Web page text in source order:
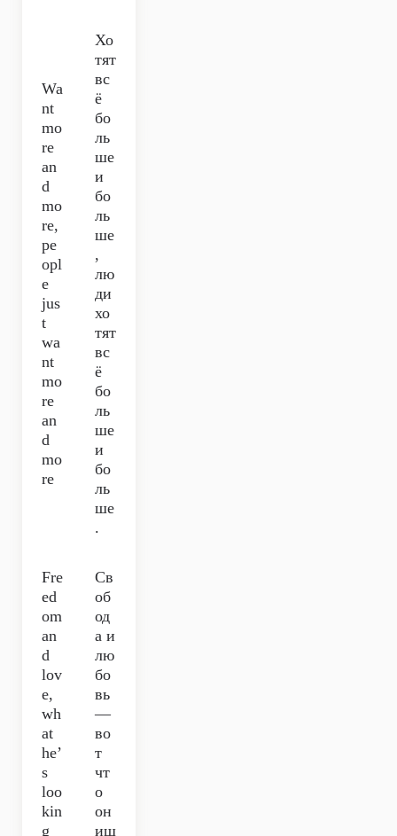
Wa
nt
mo
re
an
d
mo
re,
pe
opl
e
jus
t
wa
nt
mo
re
an
d
mo
re
Хо
тят
вс
ё
бо
ль
ше
и
бо
ль
ше
,
лю
ди
хо
тят
вс
ё
бо
ль
ше
и
бо
ль
ше
.
Fre
ed
om
an
d
lov
e,
wh
at
he’
s
loo
kin
g
Св
об
од
а и
лю
бо
вь
—
во
т
чт
о
он
ищ